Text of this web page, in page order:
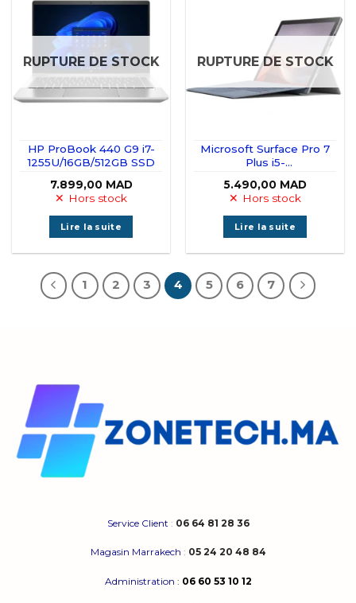
RUPTURE DE STOCK
HP ProBook 440 G9 i7-
1255U/16GB/512GB SSD
7.899,00 MAD
Hors stock
Lire la suite
RUPTURE DE STOCK
Microsoft Surface Pro 7
Plus i5-
Tactile
5.490,00 MAD
Hors stock
Lire la suite
1 2 3 4 5 6 7
Service Client : 06 64 81 28 36
Magasin Marrakech : 05 24 20 48 84
Administration : 06 60 53 10 12